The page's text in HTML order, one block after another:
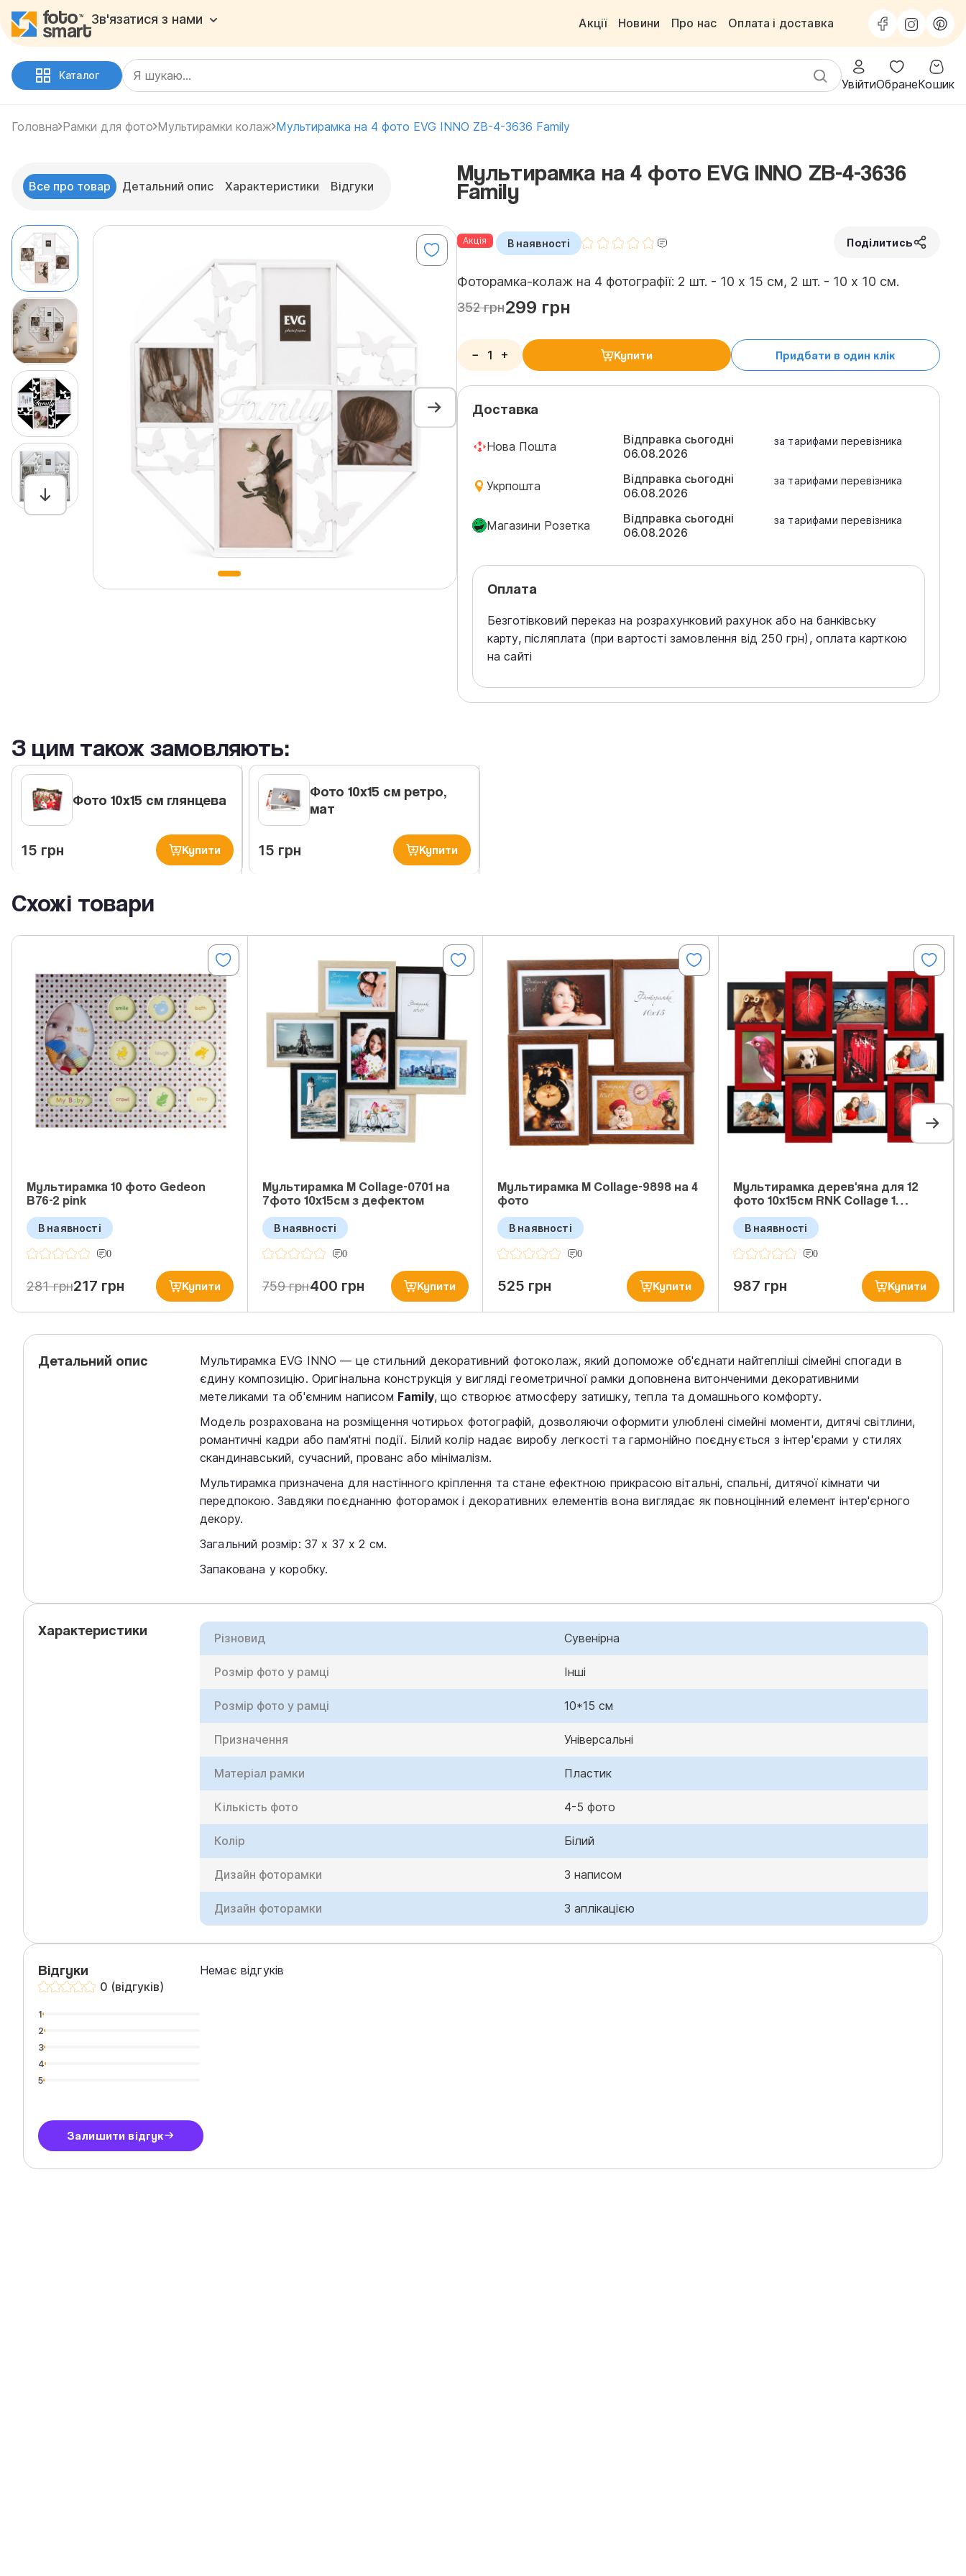
Зв'язатися з нами Акції Новини Про нас Оплата і доставка
Каталог
УвійтиОбранеКошик
Головна Рамки для фото Мультирамки колаж Мультирамка на 4 фото EVG INNO ZB-4-3636 Family
Все про товар Детальний опис Характеристики Відгуки
Мультирамка на 4 фото EVG INNO ZB-4-3636
Family
Акція В наявності Поділитись
Фоторамка-колаж на 4 фотографії: 2 шт. - 10 х 15 см, 2 шт. - 10 х 10 см.
352 грн299 грн
− + Купити Придбати в один клік
Доставка
Нова Пошта
Відправка сьогодні
06.08.2026
за тарифами перевізника
Укрпошта
Відправка сьогодні
06.08.2026
за тарифами перевізника
Магазини Розетка
Відправка сьогодні
06.08.2026
за тарифами перевізника
Оплата
Безготівковий переказ на розрахунковий рахунок або на банківську
карту, післяплата (при вартості замовлення від 250 грн), оплата карткою
на сайті
З цим також замовляють:
Фото 10х15 см глянцева
15 грн Купити
Фото 10х15 см ретро,
мат
15 грн Купити
Схожі товари
Мультирамка 10 фото Gedeon
B76-2 pink
В наявності
0
281 грн217 грн Купити
Мультирамка M Collage-0701 на
7фото 10x15см з дефектом
В наявності
0
759 грн400 грн Купити
Мультирамка M Collage-9898 на 4
фото
В наявності
0
525 грн Купити
Мультирамка дерев'яна для 12
фото 10x15см RNK Collage 1…
В наявності
0
987 грн Купити
Детальний опис
Мультирамка EVG INNO — це стильний декоративний фотоколаж, який допоможе об'єднати найтепліші сімейні спогади в
єдину композицію. Оригінальна конструкція у вигляді геометричної рамки доповнена витонченими декоративними
метеликами та об'ємним написом Family, що створює атмосферу затишку, тепла та домашнього комфорту.
Модель розрахована на розміщення чотирьох фотографій, дозволяючи оформити улюблені сімейні моменти, дитячі світлини,
романтичні кадри або пам'ятні події. Білий колір надає виробу легкості та гармонійно поєднується з інтер'єрами у стилях
скандинавський, сучасний, прованс або мінімалізм.
Мультирамка призначена для настінного кріплення та стане ефектною прикрасою вітальні, спальні, дитячої кімнати чи
передпокою. Завдяки поєднанню фоторамок і декоративних елементів вона виглядає як повноцінний елемент інтер'єрного
декору.
Загальний розмір: 37 х 37 х 2 см.
Запакована у коробку.
Характеристики Різновид Сувенірна
Розмір фото у рамці Інші
Розмір фото у рамці 10*15 см
Призначення Універсальні
Матеріал рамки Пластик
Кількість фото 4-5 фото
Колір Білий
Дизайн фоторамки З написом
Дизайн фоторамки З аплікацією
Відгуки
0 (відгуків)
1
2
3
4
5
Залишити відгук
Немає відгуків